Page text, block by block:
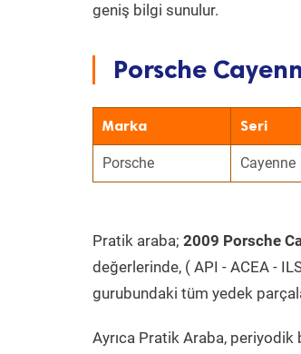
geniş bilgi sunulur.
Porsche
Marka Seri
Porsche Cayenne
Pratik araba; 2009 Porsche
değerlerinde, ( API - ACEA -
gurubundaki tüm yedek
Ayrıca Pratik Araba, periyodik